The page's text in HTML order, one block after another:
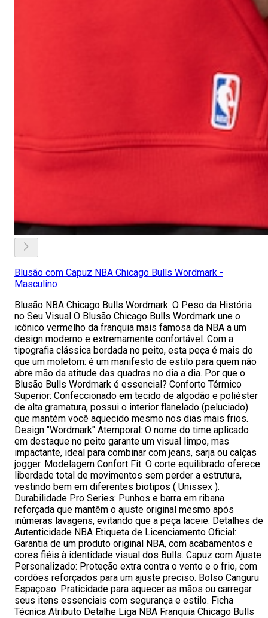
Blusão com Capuz NBA Chicago Bulls Wordmark -
Masculino
Blusão NBA Chicago Bulls Wordmark: O Peso da História
no Seu Visual O Blusão Chicago Bulls Wordmark une o
icônico vermelho da franquia mais famosa da NBA a um
design moderno e extremamente confortável. Com a
tipografia clássica bordada no peito, esta peça é mais do
que um moletom: é um manifesto de estilo para quem não
abre mão da atitude das quadras no dia a dia. Por que o
Blusão Bulls Wordmark é essencial? Conforto Térmico
Superior: Confeccionado em tecido de algodão e poliéster
de alta gramatura, possui o interior flanelado (peluciado)
que mantém você aquecido mesmo nos dias mais frios.
Design "Wordmark" Atemporal: O nome do time aplicado
em destaque no peito garante um visual limpo, mas
impactante, ideal para combinar com jeans, sarja ou calças
jogger. Modelagem Confort Fit: O corte equilibrado oferece
liberdade total de movimentos sem perder a estrutura,
vestindo bem em diferentes biotipos ( Unissex ).
Durabilidade Pro Series: Punhos e barra em ribana
reforçada que mantêm o ajuste original mesmo após
inúmeras lavagens, evitando que a peça laceie. Detalhes de
Autenticidade NBA Etiqueta de Licenciamento Oficial:
Garantia de um produto original NBA, com acabamentos e
cores fiéis à identidade visual dos Bulls. Capuz com Ajuste
Personalizado: Proteção extra contra o vento e o frio, com
cordões reforçados para um ajuste preciso. Bolso Canguru
Espaçoso: Praticidade para aquecer as mãos ou carregar
seus itens essenciais com segurança e estilo. Ficha
Técnica Atributo Detalhe Liga NBA Franquia Chicago Bulls